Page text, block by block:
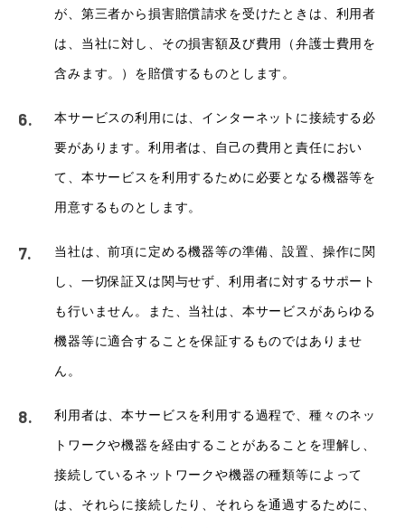
が、第三者から損害賠償請求を受けたときは、利用者
は、当社に対し、その損害額及び費用（弁護士費用を
含みます。）を賠償するものとします。
本サービスの利用には、インターネットに接続する必
要があります。利用者は、自己の費用と責任におい
て、本サービスを利用するために必要となる機器等を
用意するものとします。
当社は、前項に定める機器等の準備、設置、操作に関
し、一切保証又は関与せず、利用者に対するサポート
も行いません。また、当社は、本サービスがあらゆる
機器等に適合することを保証するものではありませ
ん。
利用者は、本サービスを利用する過程で、種々のネッ
トワークや機器を経由することがあることを理解し、
接続しているネットワークや機器の種類等によって
は、それらに接続したり、それらを通過するために、